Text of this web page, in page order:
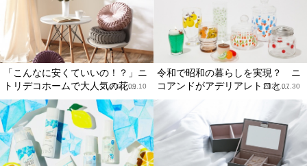
「こんなに安くていいの！？」ニ
トリデコホームで大人気の花...
2021.09.10
令和で昭和の暮らしを実現？ ニ
コアンドがアデリアレトロと...
2021.07.30